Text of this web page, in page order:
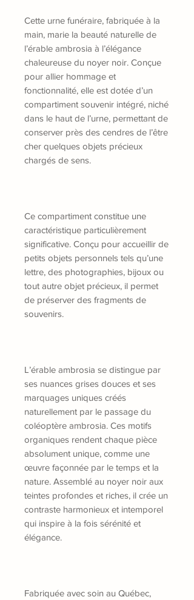
Cette urne funéraire, fabriquée à la
main, marie la beauté naturelle de
l’érable ambrosia à l’élégance
chaleureuse du noyer noir. Conçue
pour allier hommage et
fonctionnalité, elle est dotée d’un
compartiment souvenir intégré, niché
dans le haut de l’urne, permettant de
conserver près des cendres de l’être
cher quelques objets précieux
chargés de sens.
Ce compartiment constitue une
caractéristique particulièrement
significative. Conçu pour accueillir de
petits objets personnels tels qu’une
lettre, des photographies, bijoux ou
tout autre objet précieux, il permet
de préserver des fragments de
souvenirs.
L’érable ambrosia se distingue par
ses nuances grises douces et ses
marquages uniques créés
naturellement par le passage du
coléoptère ambrosia. Ces motifs
organiques rendent chaque pièce
absolument unique, comme une
œuvre façonnée par le temps et la
nature. Assemblé au noyer noir aux
teintes profondes et riches, il crée un
contraste harmonieux et intemporel
qui inspire à la fois sérénité et
élégance.
Fabriquée avec soin au Québec,